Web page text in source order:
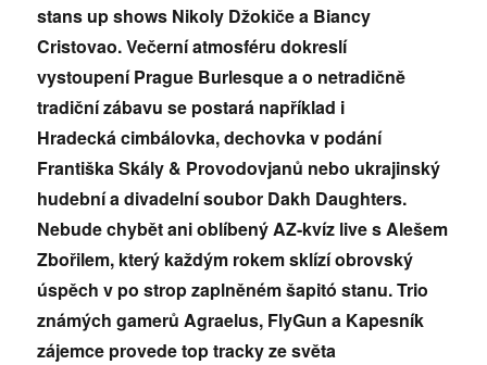
stans up shows Nikoly Džokiče a Biancy
Cristovao. Večerní atmosféru dokreslí
vystoupeníPrague Burlesque a o netradičně
tradiční zábavu se postará například i
Hradeckácimbálovka, dechovka v podání
Františka Skály & Provodovjanů nebo ukrajinský
hudební a divadelní soubor Dakh Daughters.
Nebude chybět ani oblíbený AZ-kvíz live s Alešem
Zbořilem, který každým rokem sklízí obrovský
úspěch v po strop zaplněném šapitó stanu. Trio
známých gamerůAgraelus, FlyGun a Kapesník
zájemce provede top tracky ze světa